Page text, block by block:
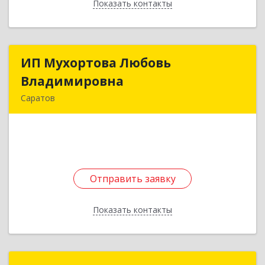
Показать контакты
Назад
ИП Мухортова Любовь
Владимировна
Саратов
Отправить заявку
Показать контакты
ИП Мухортова Любовь
Отправить заявку
Назад